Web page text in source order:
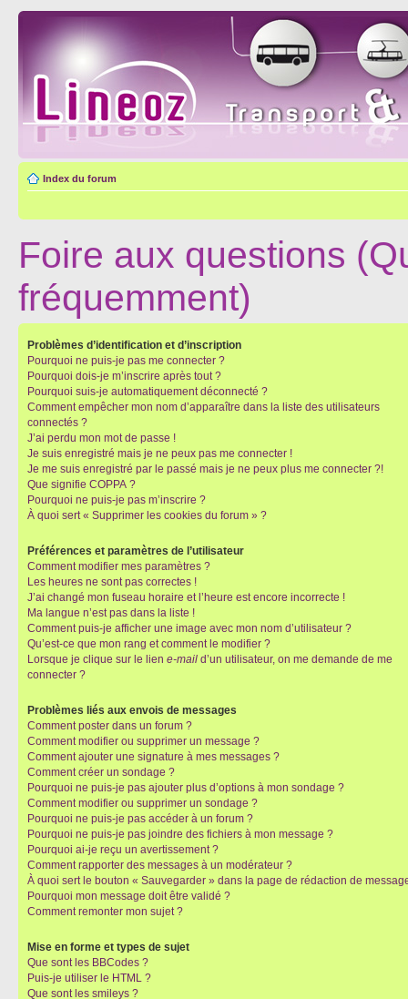
Index du forum
Foire aux questions
fréquemment)
Problèmes d’identification et d’inscription
Pourquoi ne puis-je pas me connecter ?
Pourquoi dois-je m’inscrire après tout ?
Pourquoi suis-je automatiquement déconnecté ?
Comment empêcher mon nom d’apparaître dans la liste des utilisateurs
connectés ?
J’ai perdu mon mot de passe !
Je suis enregistré mais je ne peux pas me connecter !
Je me suis enregistré par le passé mais je ne peux plus me connecter ?!
Que signifie COPPA ?
Pourquoi ne puis-je pas m’inscrire ?
À quoi sert « Supprimer les cookies du forum » ?
Préférences et paramètres de l’utilisateur
Comment modifier mes paramètres ?
Les heures ne sont pas correctes !
J’ai changé mon fuseau horaire et l’heure est encore incorrecte !
Ma langue n’est pas dans la liste !
Comment puis-je afficher une image avec mon nom d’utilisateur ?
Qu’est-ce que mon rang et comment le modifier ?
Lorsque je clique sur le lien e-mail d’un utilisateur, on me demande de me
connecter ?
Problèmes liés aux envois de messages
Comment poster dans un forum ?
Comment modifier ou supprimer un message ?
Comment ajouter une signature à mes messages ?
Comment créer un sondage ?
Pourquoi ne puis-je pas ajouter plus d’options à mon sondage ?
Comment modifier ou supprimer un sondage ?
Pourquoi ne puis-je pas accéder à un forum ?
Pourquoi ne puis-je pas joindre des fichiers à mon message ?
Pourquoi ai-je reçu un avertissement ?
Comment rapporter des messages à un modérateur ?
À quoi sert le bouton « Sauvegarder » dans la page de rédaction de
Pourquoi mon message doit être validé ?
Comment remonter mon sujet ?
Mise en forme et types de sujet
Que sont les BBCodes ?
Puis-je utiliser le HTML ?
Que sont les smileys ?